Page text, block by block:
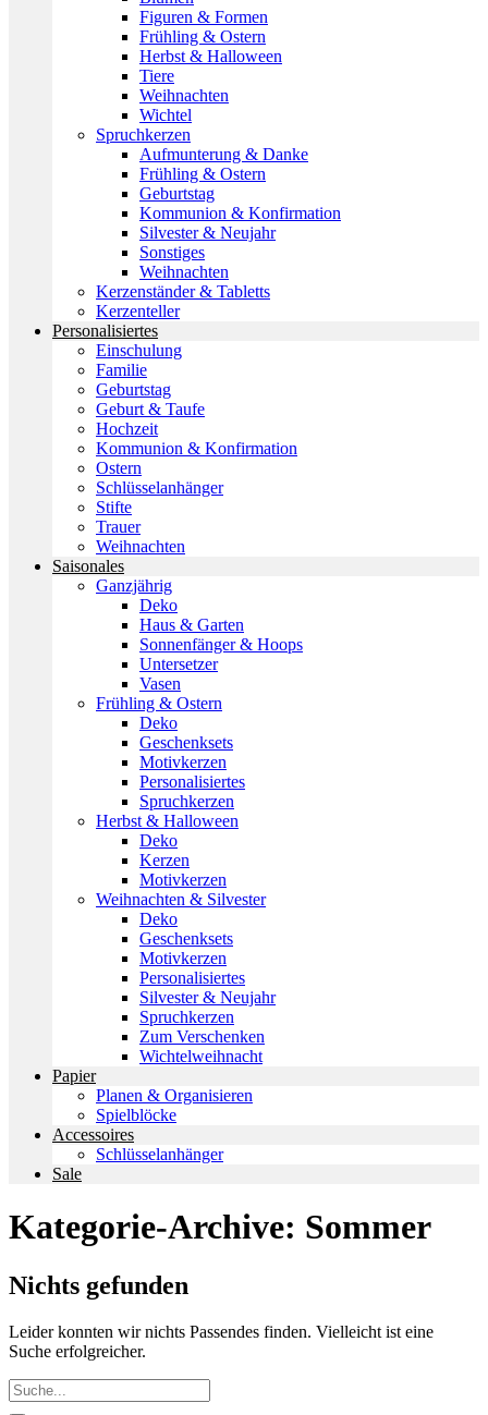
Figuren & Formen
Frühling & Ostern
Herbst & Halloween
Tiere
Weihnachten
Wichtel
Spruchkerzen
Aufmunterung & Danke
Frühling & Ostern
Geburtstag
Kommunion & Konfirmation
Silvester & Neujahr
Sonstiges
Weihnachten
Kerzenständer & Tabletts
Kerzenteller
Personalisiertes
Einschulung
Familie
Geburtstag
Geburt & Taufe
Hochzeit
Kommunion & Konfirmation
Ostern
Schlüsselanhänger
Stifte
Trauer
Weihnachten
Saisonales
Ganzjährig
Deko
Haus & Garten
Sonnenfänger & Hoops
Untersetzer
Vasen
Frühling & Ostern
Deko
Geschenksets
Motivkerzen
Personalisiertes
Spruchkerzen
Herbst & Halloween
Deko
Kerzen
Motivkerzen
Weihnachten & Silvester
Deko
Geschenksets
Motivkerzen
Personalisiertes
Silvester & Neujahr
Spruchkerzen
Zum Verschenken
Wichtelweihnacht
Papier
Planen & Organisieren
Spielblöcke
Accessoires
Schlüsselanhänger
Sale
Kategorie-Archive: Sommer
Nichts gefunden
Leider konnten wir nichts Passendes finden. Vielleicht ist eine
Suche erfolgreicher.